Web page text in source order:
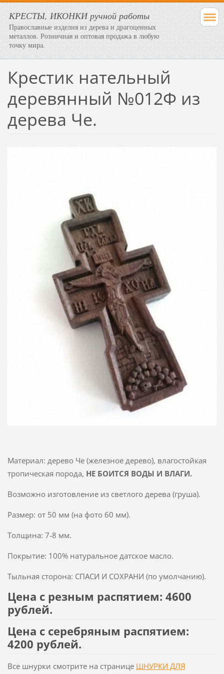
КРЕСТЫ, ИКОНКИ ручной работы
Православные изделия из дерева и драгоценных
металлов. Розничная и оптовая продажа в любую
точку мира.
Крестик нательный
деревянный №012Ф из
дерева Че.
Материал: дерево Че (железное дерево), влагостойкая
тропическая порода, НЕ БОИТСЯ ВОДЫ И ВЛАГИ.
Возможно изготовление из светлого дерева (груша).
Размер: от 50 мм (на фото 60 мм).
Толщина: 7-8 мм.
Покрытие: 100% натуральное датское масло.
Тыльная сторона: СПАСИ И СОХРАНИ (по умолчанию).
Цена с резным распятием: 4600
рублей.
Цена с серебряным распятием:
4200 рублей.
Все шнурки смотрите на странице ШНУРКИ ДЛЯ